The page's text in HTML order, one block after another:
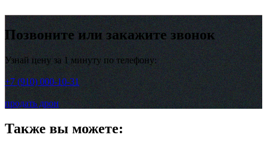
Позвоните или закажите звонок
Узнай цену за 1 минуту по телефону:
+7 (910) 000-10-31
продать дрон
Также вы можете: